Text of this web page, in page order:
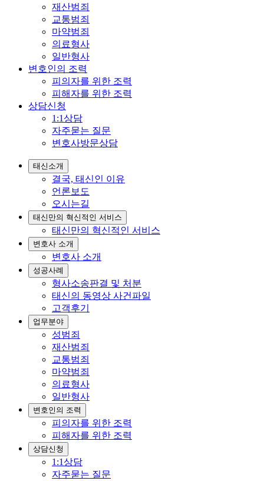
재산범죄
교통범죄
마약범죄
의료형사
일반형사
변호인의 조력
피의자를 위한 조력
피해자를 위한 조력
상담신청
1:1상담
자주묻는 질문
변호사방문상담
태신소개
결국, 태신인 이유
언론보도
오시는길
태신만의 혁신적인 서비스
태신만의 혁신적인 서비스
변호사 소개
변호사 소개
성공사례
형사소송판결 및 처분
태신의 동영상 사건파일
고객후기
업무분야
성범죄
재산범죄
교통범죄
마약범죄
의료형사
일반형사
변호인의 조력
피의자를 위한 조력
피해자를 위한 조력
상담신청
1:1상담
자주묻는 질문